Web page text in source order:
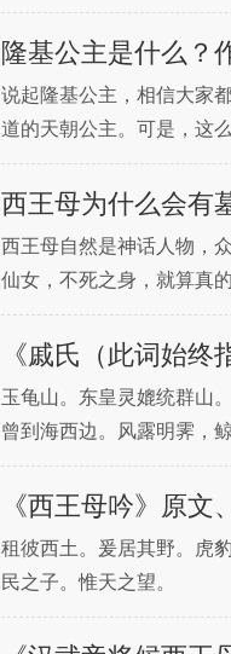
讨论。那么，周穆王和西
隆基公主是什么？
说起隆基公主，相信大家
道的天朝公主。可是，这
在我们一起来看看。虽然
西王母为什么会有
西王母自然是神话人物，
仙女，不死之身，就算真
墓碑？历史上真的有太后
《戚氏（此词始
玉龟山。东皇灵媲统群山
曾到海西边。风露明霁，
跸，八马戏芝田。瑶池近
圆《西王母吟》原文
租彼西土。爰居其野。虎
民之子。惟天之望。